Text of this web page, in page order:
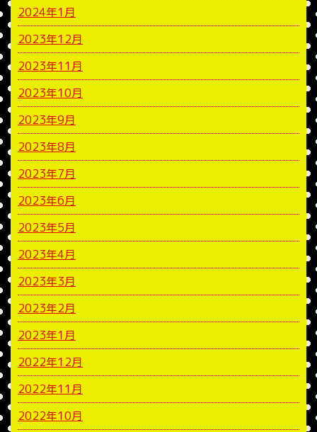
2024年1月
2023年12月
2023年11月
2023年10月
2023年9月
2023年8月
2023年7月
2023年6月
2023年5月
2023年4月
2023年3月
2023年2月
2023年1月
2022年12月
2022年11月
2022年10月